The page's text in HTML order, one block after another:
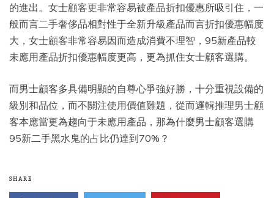
的進出。女士顧客更非常容易被產品折扣優惠所吸引住，一
般而言二手奢侈品相對性于全新升級產品而言折扣優惠幅度
大，女士顧客非常容易因而造成消費不理智，95新產品較
未應用產品折扣優惠幅度更高，更為抓住女士顧客選購。
而男士顧客多具備明顯的自尊心爭強好勝，十分重視設備的
級別和品位，而不關注使用價值難題，從而邏輯推理男士顧
客本應當更為趨向于未應用產品，那為什麼男士顧客選購
95新二手黑水鬼的占比仍達到70%？
SHARE